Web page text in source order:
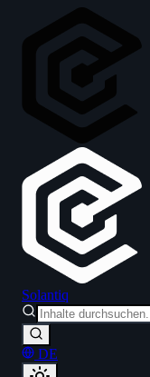
Solantiq
DE